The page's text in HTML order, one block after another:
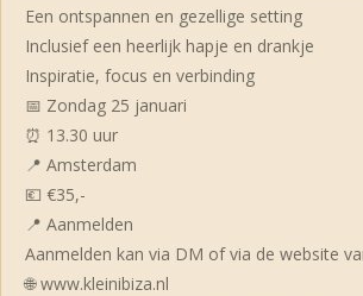
Een ontspannen en gezellige setting
Inclusief een heerlijk hapje en drankje
Inspiratie, focus en verbinding
📅 Zondag 25 januari
⏰ 13.30 uur
📍 Amsterdam
💶 €35,-
📍 Aanmelden
Aanmelden kan via DM of via de website
🌐 www.kleinibiza.nl